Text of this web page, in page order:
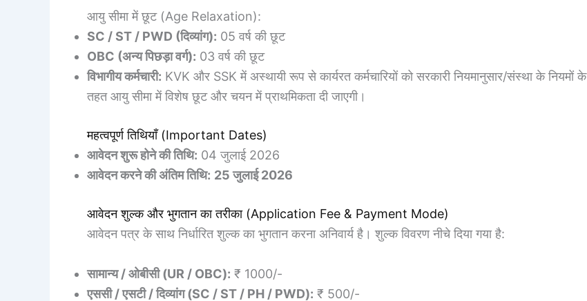
आयु सीमा में छूट (Age Relaxation):
SC / ST / PWD (दिव्यांग): 05 वर्ष की छूट
OBC (अन्य पिछड़ा वर्ग): 03 वर्ष की छूट
विभागीय कर्मचारी: KVK और SSK में अस्थायी रूप से कार्यरत कर्मचारियों को सरकारी नियमानुसार/संस्था के नियमों के
तहत आयु सीमा में विशेष छूट और चयन में प्राथमिकता दी जाएगी।
महत्वपूर्ण तिथियाँ (Important Dates)
आवेदन शुरू होने की तिथि: 04 जुलाई 2026
आवेदन करने की अंतिम तिथि: 25 जुलाई 2026
आवेदन शुल्क और भुगतान का तरीका (Application Fee & Payment Mode)
आवेदन पत्र के साथ निर्धारित शुल्क का भुगतान करना अनिवार्य है। शुल्क विवरण नीचे दिया गया है:
सामान्य / ओबीसी (UR / OBC): ₹ 1000/-
एससी / एसटी / दिव्यांग (SC / ST / PH / PWD): ₹ 500/-